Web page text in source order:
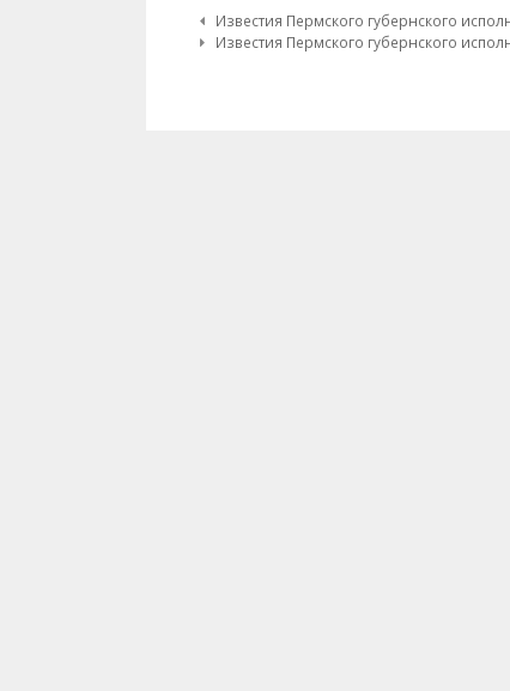
Post navigation
Известия Пермского губернского
Известия Пермского губернского